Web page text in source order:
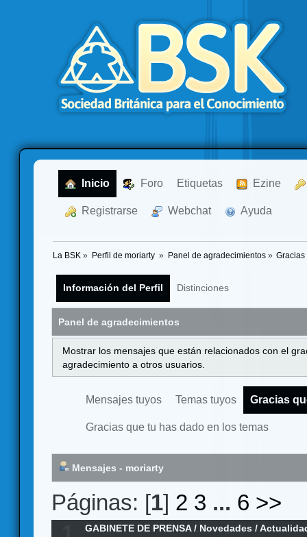
Inicio Foro Etiquetas Ezine
Registrarse Webchat Ayuda
La BSK » Perfil de moriarty » Panel de agradecimientos» Gracias
Información del Perfil Distinciones
Panel de agradecimientos
Mostrar los mensajes que están relacionados con el
agradecimiento a otros usuarios.
Mensajes tuyos Temas tuyos Gracias
Gracias que tu has dado en los temas
Mensajes - moriarty
Páginas: [1] 2 3 ... 6 >>
GABINETE DE PRENSA/ Novedades /